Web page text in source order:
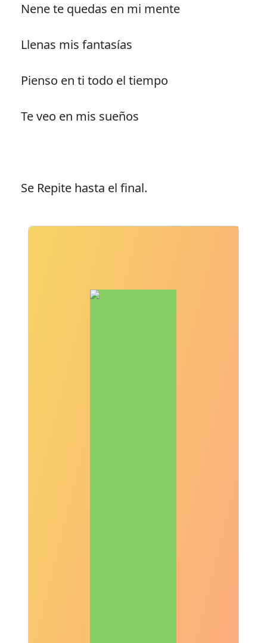
Nene te quedas en mi mente
Llenas mis fantasías
Pienso en ti todo el tiempo
Te veo en mis sueños
Se Repite hasta el final.